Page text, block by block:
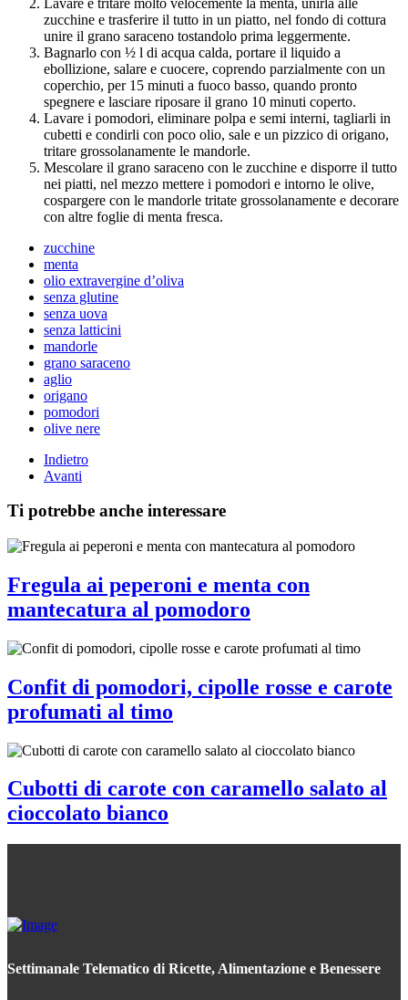
zucchine e trasferire il tutto in un piatto, nel fondo di cottura
unire il grano saraceno tostandolo prima leggermente.
Bagnarlo con ½ l di acqua calda, portare il liquido a
ebollizione, salare e cuocere, coprendo parzialmente con un
coperchio, per 15 minuti a fuoco basso, quando pronto
spegnere e lasciare riposare il grano 10 minuti coperto.
Lavare i pomodori, eliminare polpa e semi interni, tagliarli in
cubetti e condirli con poco olio, sale e un pizzico di origano,
tritare grossolanamente le mandorle.
Mescolare il grano saraceno con le zucchine e disporre il tutto
nei piatti, nel mezzo mettere i pomodori e intorno le olive,
cospargere con le mandorle tritate grossolanamente e decorare
con altre foglie di menta fresca.
zucchine
menta
olio extravergine d’oliva
senza glutine
senza uova
senza latticini
mandorle
grano saraceno
aglio
origano
pomodori
olive nere
Indietro
Avanti
Ti potrebbe anche interessare
Fregula ai peperoni e menta con
mantecatura al pomodoro
Confit di pomodori, cipolle rosse e carote
profumati al timo
Cubotti di carote con caramello salato al
cioccolato bianco
Settimanale Telematico di Ricette, Alimentazione e Benessere